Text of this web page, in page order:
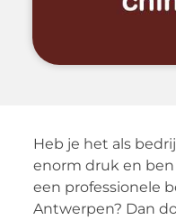
Heb je het als
enorm druk en ben
een professionele
Antwerpen? Dan